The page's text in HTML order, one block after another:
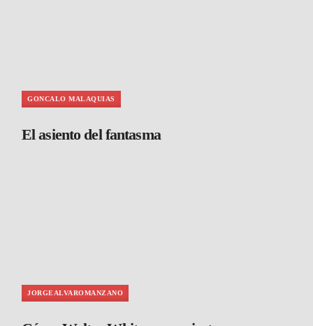
GONCALO MALAQUIAS
El asiento del fantasma
JORGEALVAROMANZANO